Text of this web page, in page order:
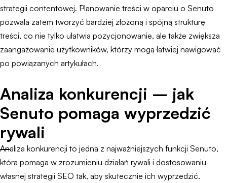
strategii contentowej. Planowanie treści w oparciu o Senuto
pozwala zatem tworzyć bardziej złożoną i spójną strukturę
treści, co nie tylko ułatwia pozycjonowanie, ale także zwiększa
zaangażowanie użytkowników, którzy mogą łatwiej nawigować
po powiązanych artykułach.
Analiza konkurencji – jak
Senuto pomaga wyprzedzić
rywali
Analiza konkurencji to jedna z najważniejszych funkcji Senuto,
która pomaga w zrozumieniu działań rywali i dostosowaniu
własnej strategii SEO tak, aby skutecznie ich wyprzedzić.